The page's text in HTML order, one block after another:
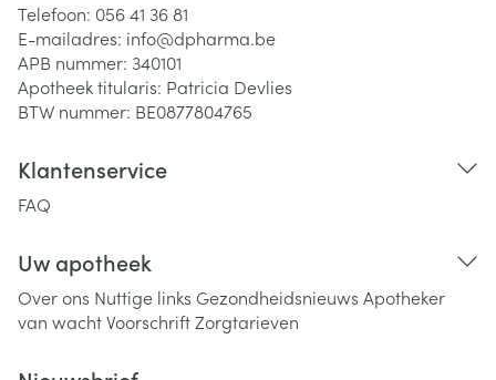
Telefoon: 056 41 36 81
E-mailadres: info@dpharma.be
APB nummer: 340101
Apotheek titularis: Patricia Devlies
BTW nummer: BE0877804765
Klantenservice
FAQ
Uw apotheek
Over ons Nuttige links Gezondheidsnieuws Apotheker
van wachtVoorschriftZorgtarieven